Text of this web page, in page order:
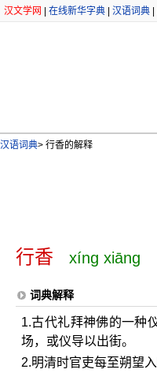
汉文学网 在线新华字典 汉语词典
汉语词典> 行香的解释
行香 xíng xiāng
词典解释
1.古代礼拜神佛的一种
场，或仪导以出街。
2.明清时官吏每至朔望